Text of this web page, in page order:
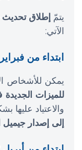
يتمّ إطلاق تحديث
الآتي:
ابتداء من فبراير 2022
يمكن للأشخاص
للميزات
والاعتياد عليها
إلى إصدار جيميل